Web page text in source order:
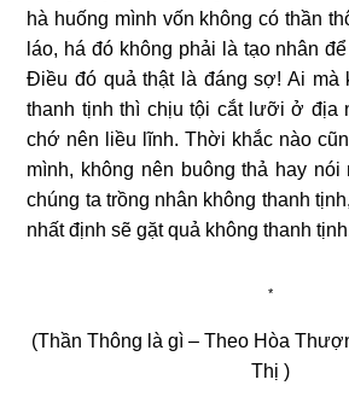
hà huống mình vốn không có thần
láo, há đó không phải là tạo nhân
Điều đó quả thật là đáng sợ! Ai mà
thanh tịnh thì chịu tội cắt lưỡi ở địa
chớ nên liều lĩnh. Thời khắc nào
mình, không nên buông thả hay
chúng ta trồng nhân không thanh
nhất định sẽ gặt quả không thanh
*
(Thần Thông là gì – Theo Hòa
Thị )